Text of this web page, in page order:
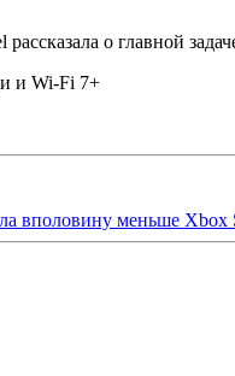
и Wi-Fi 7+
вполовину меньше Xbox